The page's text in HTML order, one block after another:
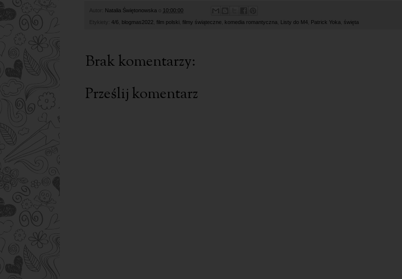
Autor: Natalia Świętonowska 10:00:00
Etykiety: 4/6 blogmas2022 film polski filmy świąteczne komedia romantyczna Listy do M4 Patrick Yoka święta
Brak komentarzy:
Prześlij komentarz